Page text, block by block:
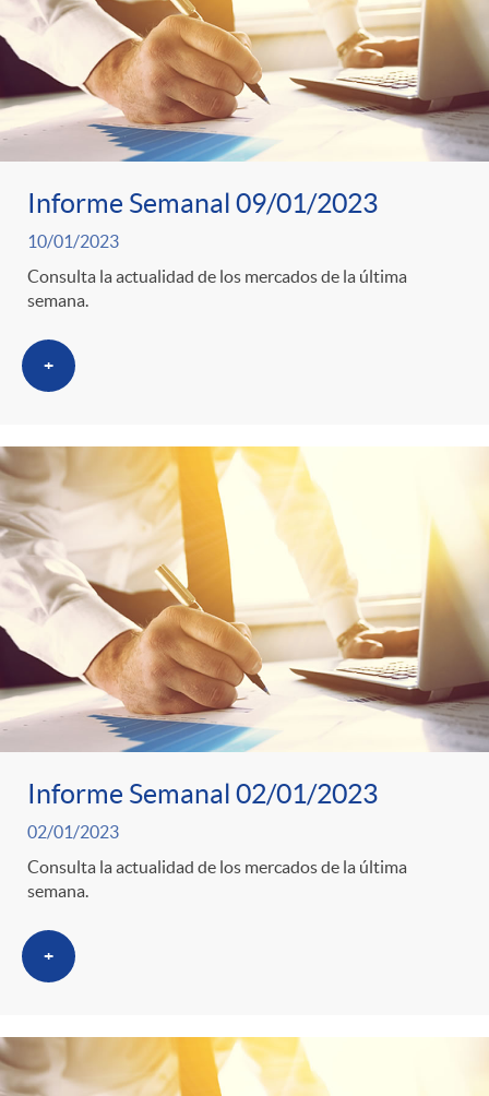
Informe Semanal 09/01/2023
10/01/2023
Consulta la actualidad de los mercados de la última
semana.
+
Informe Semanal 02/01/2023
02/01/2023
Consulta la actualidad de los mercados de la última
semana.
+